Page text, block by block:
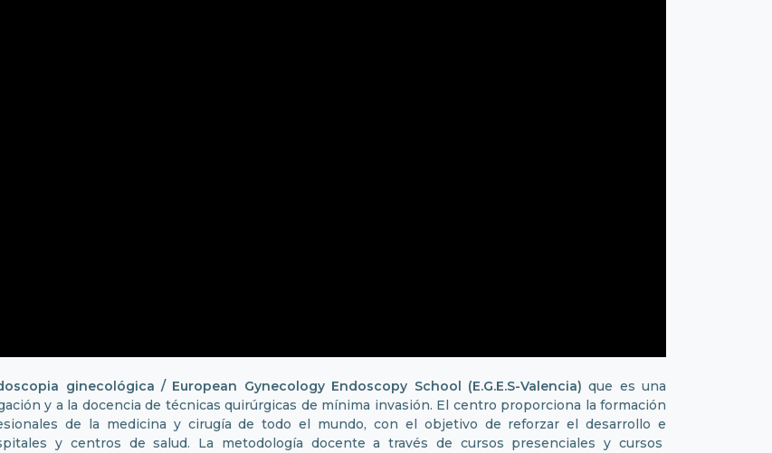
ginecológica / European Gynecology Endoscopy School (E.G.E.S-Valencia) que es una
y a la docencia de técnicas quirúrgicas de mínima invasión. El centro proporciona la formación
de la medicina y cirugía de todo el mundo, con el objetivo de reforzar el desarrollo e
y centros de salud. La metodología docente a través de cursos presenciales y cursos